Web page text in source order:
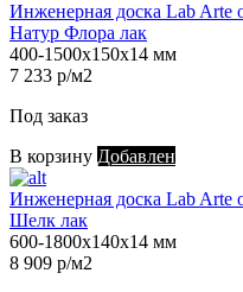
Инженерная доска Lab Arte
Натур Флора лак
400-1500х150х14 мм
7 233 р/м2
Под заказ
В корзину Добавлен
Инженерная доска Lab Arte
Шелк лак
600-1800х140х14 мм
8 909 р/м2